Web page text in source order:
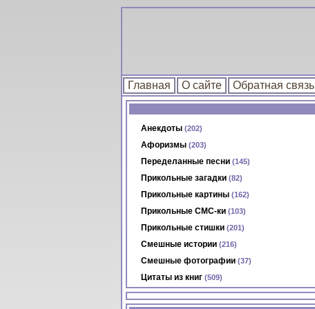
Главная О сайте Обратная связь
Анекдоты(202)
Афоризмы(203)
Переделанные песни(145)
Прикольные загадки(82)
Прикольные картины(162)
Прикольные СМС-ки(103)
Прикольные стишки(201)
Смешные истории(216)
Смешные фотографии(37)
Цитаты из книг(509)